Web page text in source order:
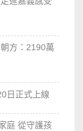
方：2190萬
日正式上線
庭 從守護孩